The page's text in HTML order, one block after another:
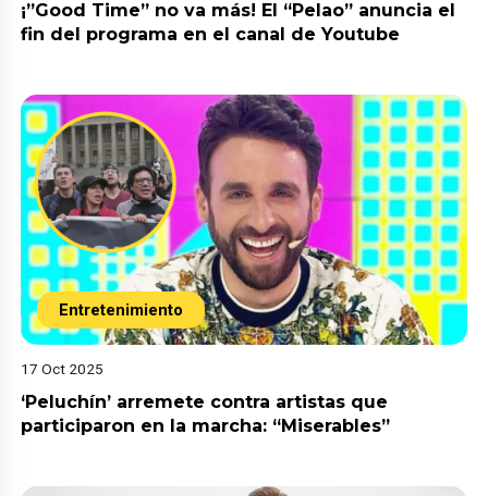
¡”Good Time” no va más! El “Pelao” anuncia el
fin del programa en el canal de Youtube
Entretenimiento
17 Oct 2025
‘Peluchín’ arremete contra artistas que
participaron en la marcha: “Miserables”